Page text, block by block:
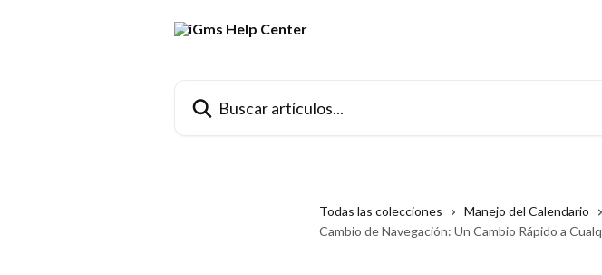
Todas las colecciones
Manejo del Calendario
Cambio de Navegación: Un Cambio Rápido a